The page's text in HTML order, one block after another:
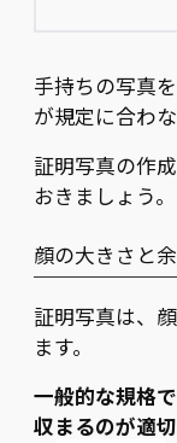
手持ちの写真
が規定に合わ
証明写真の作
おきましょう。
顔の大きさと
証明写真は、
ます。
一般的な規格
収まるのが適